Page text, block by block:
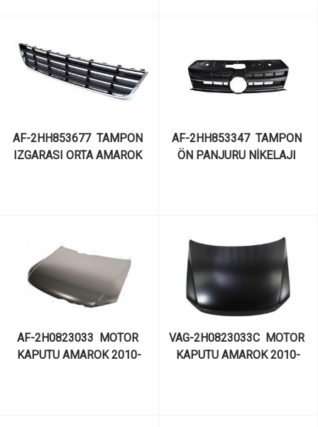
AF-2HH853677  TAMPON
IZGARASI ORTA AMAROK
AF-2HH853347  TAMPON
ÖN PANJURU NİKELAJI
AF-2H0823033  MOTOR
KAPUTU AMAROK 2010-
VAG-2H0823033C  MOTOR
KAPUTU AMAROK 2010-